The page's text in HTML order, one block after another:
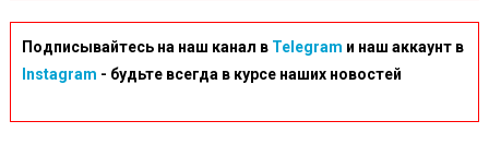
Подписывайтесь на наш канал в Telegram и наш аккаунт в
Instagram - будьте всегда в курсе наших новостей